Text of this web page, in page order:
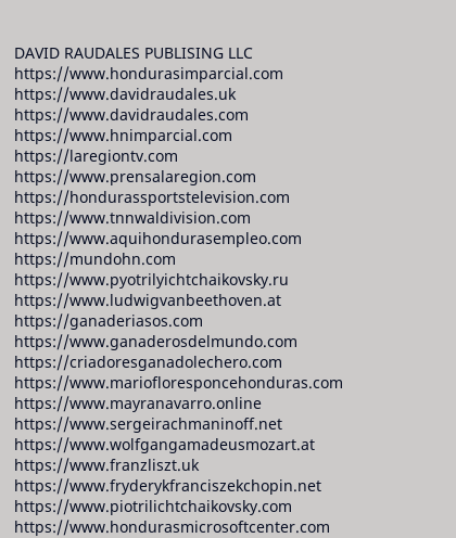
DAVID RAUDALES PUBLISING LLC
https://www.hondurasimparcial.com
https://www.davidraudales.uk
https://www.davidraudales.com
https://www.hnimparcial.com
https://laregiontv.com
https://www.prensalaregion.com
https://hondurassportstelevision.com
https://www.tnnwaldivision.com
https://www.aquihondurasempleo.com
https://mundohn.com
https://www.pyotrilyichtchaikovsky.ru
https://www.ludwigvanbeethoven.at
https://ganaderiasos.com
https://www.ganaderosdelmundo.com
https://criadoresganadolechero.com
https://www.mariofloresponcehonduras.com
https://www.mayranavarro.online
https://www.sergeirachmaninoff.net
https://www.wolfgangamadeusmozart.at
https://www.franzliszt.uk
https://www.fryderykfranciszekchopin.net
https://www.piotrilichtchaikovsky.com
https://www.hondurasmicrosoftcenter.com